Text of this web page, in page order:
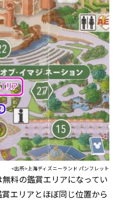
<出所>上海ディズニーランド パンフレット
料の鑑賞エリアになってい
エリアとほぼ同じ位置から